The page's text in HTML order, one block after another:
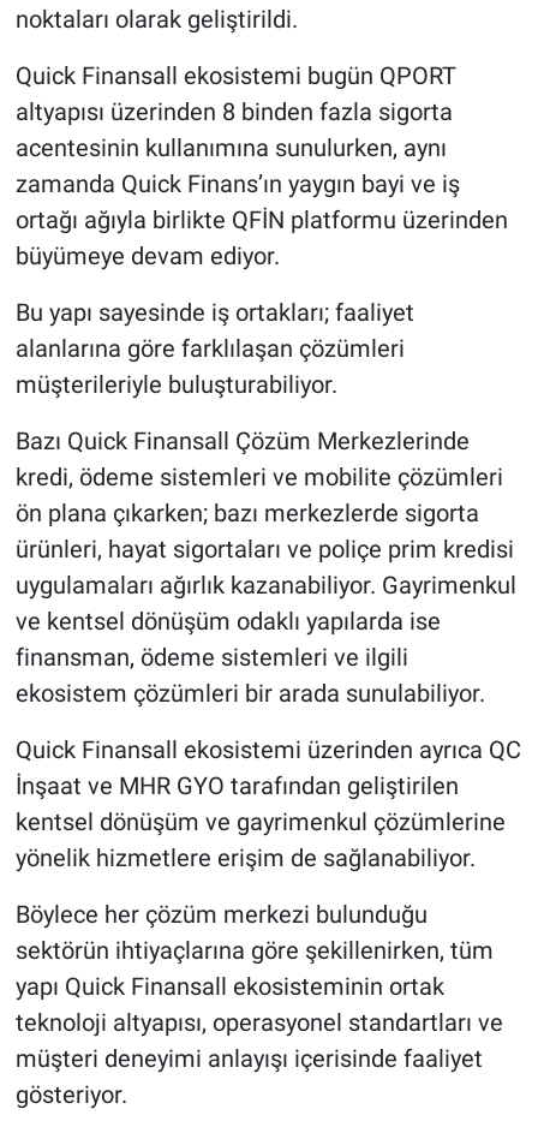
noktaları olarak geliştirildi.
Quick Finansall ekosistemi bugün QPORT
altyapısı üzerinden 8 binden fazla sigorta
acentesinin kullanımına sunulurken, aynı
zamanda Quick Finans’ın yaygın bayi ve iş
ortağı ağıyla birlikte QFİN platformu üzerinden
büyümeye devam ediyor.
Bu yapı sayesinde iş ortakları; faaliyet
alanlarına göre farklılaşan çözümleri
müşterileriyle buluşturabiliyor.
Bazı Quick Finansall Çözüm Merkezlerinde
kredi, ödeme sistemleri ve mobilite çözümleri
ön plana çıkarken; bazı merkezlerde sigorta
ürünleri, hayat sigortaları ve poliçe prim kredisi
uygulamaları ağırlık kazanabiliyor. Gayrimenkul
ve kentsel dönüşüm odaklı yapılarda ise
finansman, ödeme sistemleri ve ilgili
ekosistem çözümleri bir arada sunulabiliyor.
Quick Finansall ekosistemi üzerinden ayrıca QC
İnşaat ve MHR GYO tarafından geliştirilen
kentsel dönüşüm ve gayrimenkul çözümlerine
yönelik hizmetlere erişim de sağlanabiliyor.
Böylece her çözüm merkezi bulunduğu
sektörün ihtiyaçlarına göre şekillenirken, tüm
yapı Quick Finansall ekosisteminin ortak
teknoloji altyapısı, operasyonel standartları ve
müşteri deneyimi anlayışı içerisinde faaliyet
gösteriyor.